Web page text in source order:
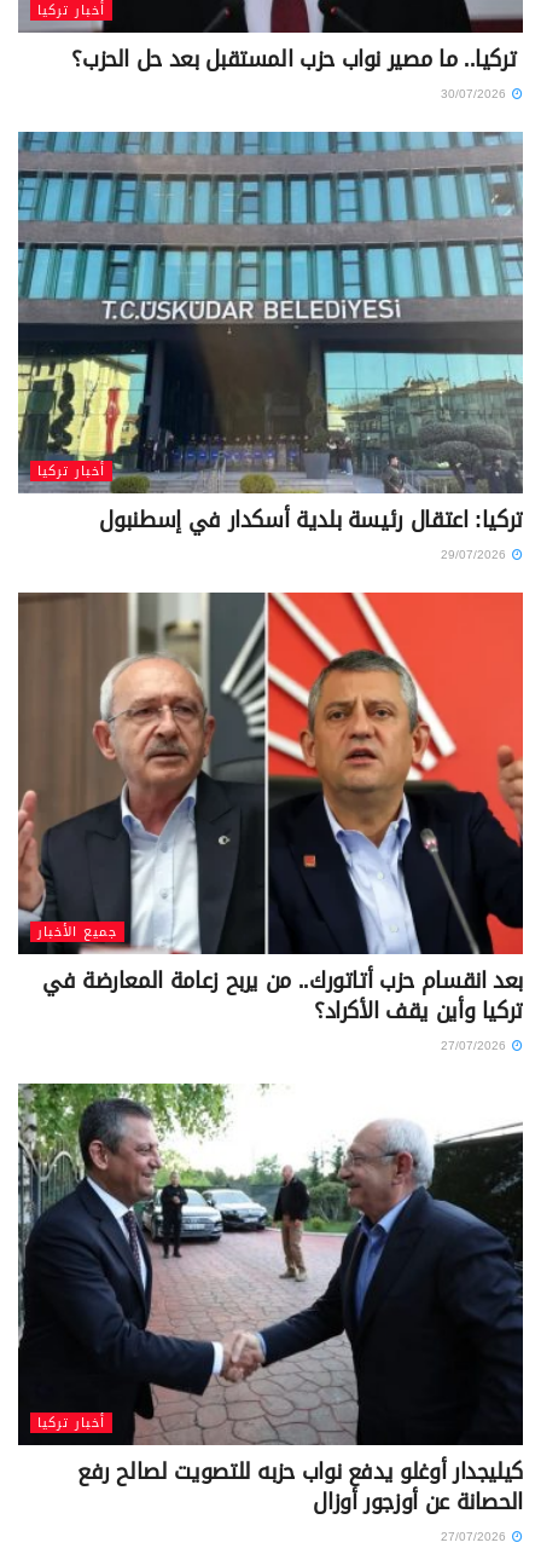
أخبار تركيا
تركيا.. ما مصير نواب حزب المستقبل بعد حل الحزب؟
30/07/2026
أخبار تركيا
تركيا: اعتقال رئيسة بلدية أسكدار في إسطنبول
29/07/2026
جميع الأخبار
بعد انقسام حزب أتاتورك.. من يربح زعامة المعارضة في
تركيا وأين يقف الأكراد؟
27/07/2026
أخبار تركيا
كيليجدار أوغلو يدفع نواب حزبه للتصويت لصالح رفع
الحصانة عن أوزجور أوزال
27/07/2026